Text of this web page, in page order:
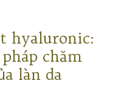
hyaluronic:
chăm
làn da